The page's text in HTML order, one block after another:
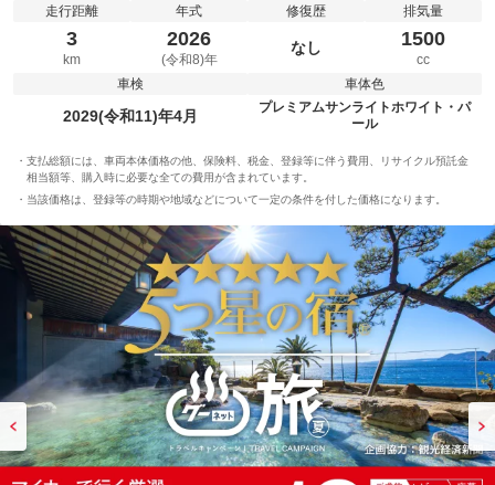
走行距離
3
km
年式
2026
(令和8)年
修復歴
なし
排気量
1500
cc
車検
2029(令和11)年4月
車体色
プレミアムサンライトホワイト・パ
ール
支払総額には、車両本体価格の他、保険料、税金、登録等に伴う費用、リサイクル預託金
相当額等、購入時に必要な全ての費用が含まれています。
当該価格は、登録等の時期や地域などについて一定の条件を付した価格になります。